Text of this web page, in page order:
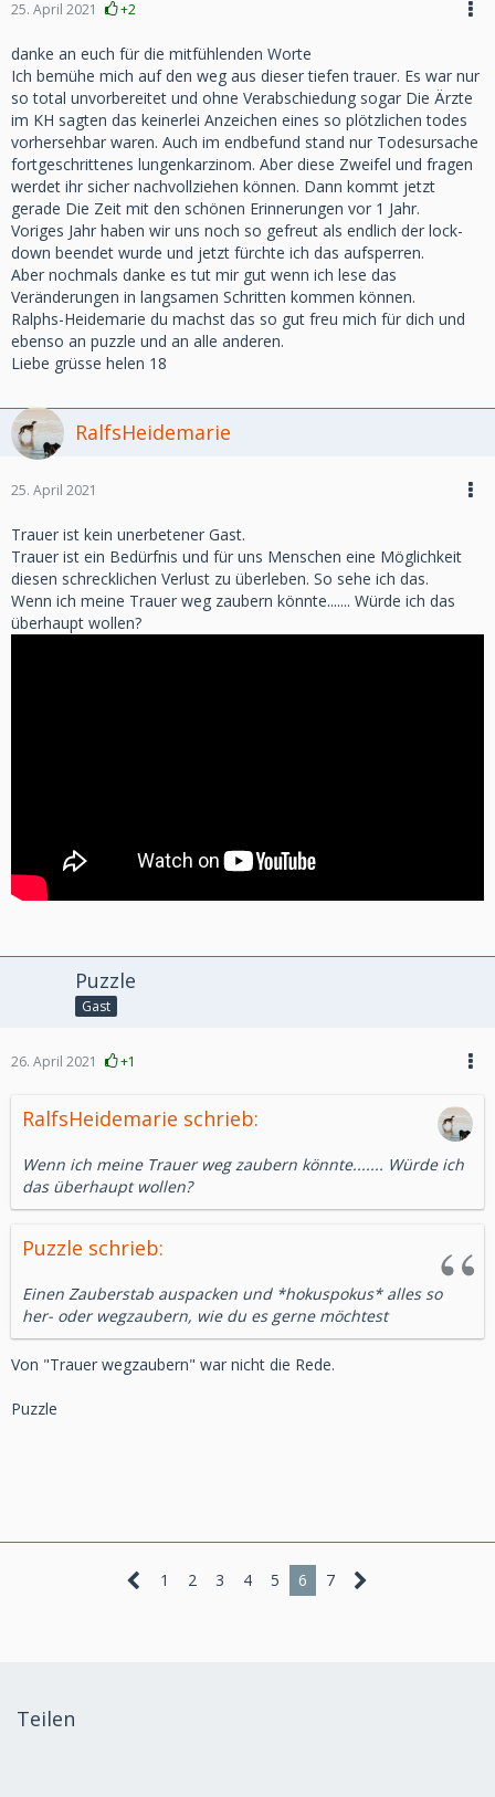
25. April 2021 +2
danke an euch für die mitfühlenden Worte
Ich bemühe mich auf den weg aus dieser tiefen trauer. Es war nur
so total unvorbereitet und ohne Verabschiedung sogar Die Ärzte
im KH sagten das keinerlei Anzeichen eines so plötzlichen todes
vorhersehbar waren. Auch im endbefund stand nur Todesursache
fortgeschrittenes lungenkarzinom. Aber diese Zweifel und fragen
werdet ihr sicher nachvollziehen können. Dann kommt jetzt
gerade Die Zeit mit den schönen Erinnerungen vor 1 Jahr.
Voriges Jahr haben wir uns noch so gefreut als endlich der lock-
down beendet wurde und jetzt fürchte ich das aufsperren.
Aber nochmals danke es tut mir gut wenn ich lese das
Veränderungen in langsamen Schritten kommen können.
Ralphs-Heidemarie du machst das so gut freu mich für dich und
ebenso an puzzle und an alle anderen.
Liebe grüsse helen 18
RalfsHeidemarie
25. April 2021
Trauer ist kein unerbetener Gast.
Trauer ist ein Bedürfnis und für uns Menschen eine Möglichkeit
diesen schrecklichen Verlust zu überleben. So sehe ich das.
Wenn ich meine Trauer weg zaubern könnte....... Würde ich das
überhaupt wollen?
Puzzle
Gast
26. April 2021 +1
RalfsHeidemarie schrieb:
Wenn ich meine Trauer weg zaubern könnte....... Würde ich
das überhaupt wollen?
Puzzle schrieb:
Einen Zauberstab auspacken und *hokuspokus* alles so
her- oder wegzaubern, wie du es gerne möchtest
Von "Trauer wegzaubern" war nicht die Rede.
Puzzle
1 2 3 4 5 6 7
Teilen